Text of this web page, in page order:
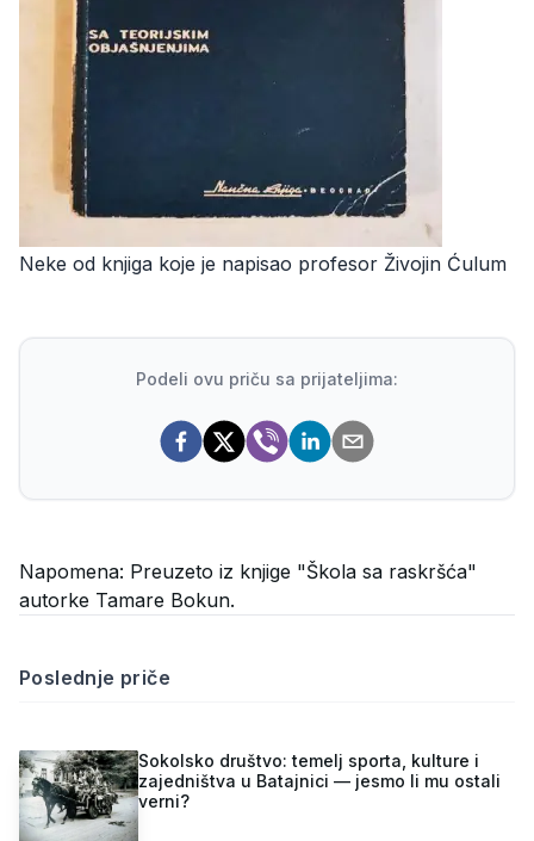
Neke od knjiga koje je napisao profesor Živojin Ćulum
Podeli ovu priču sa prijateljima:
Napomena: Preuzeto iz knjige "Škola sa raskršća"
autorke Tamare Bokun.
Poslednje priče
Sokolsko društvo: temelj sporta, kulture i
zajedništva u Batajnici — jesmo li mu ostali
verni?